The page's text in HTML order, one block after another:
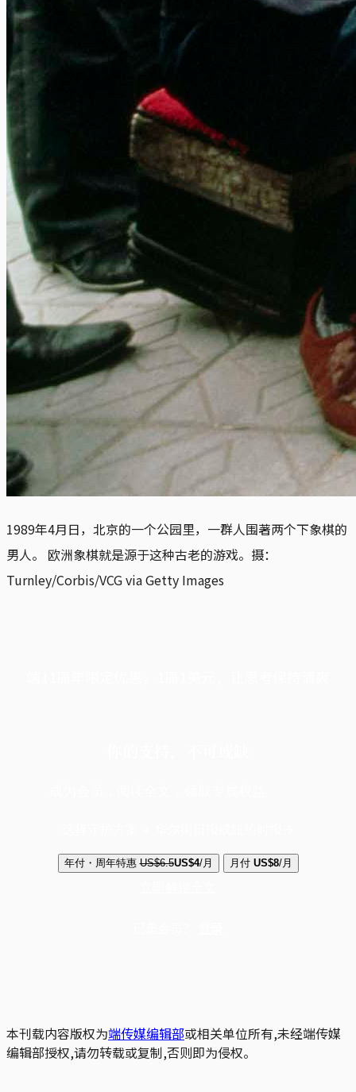
1989年4月日，北京的一个公园里，一群人围著两个下象棋的
男人。 欧洲象棋就是源于这种古老的游戏。摄：
Turnley/Corbis/VCG via Getty Images
年付・周年特惠 US$6.5US$4/月 月付 US$8/月
本刊载内容版权为端传媒编辑部或相关单位所有,未经端传媒
编辑部授权,请勿转载或复制,否则即为侵权。